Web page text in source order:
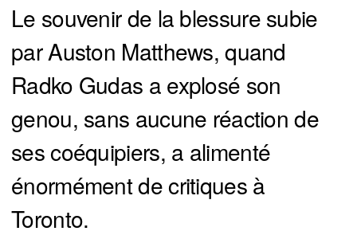
Le souvenir de la blessure subie
par Auston Matthews, quand
Radko Gudas a explosé son
genou, sans aucune réaction de
ses coéquipiers, a alimenté
énormément de critiques à
Toronto.